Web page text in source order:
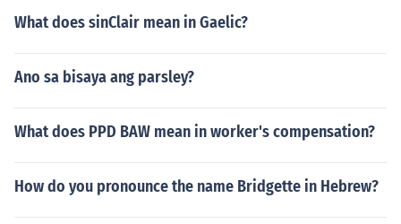
What does sinClair mean in Gaelic?
Ano sa bisaya ang parsley?
What does PPD BAW mean in worker's compensation?
How do you pronounce the name Bridgette in Hebrew?